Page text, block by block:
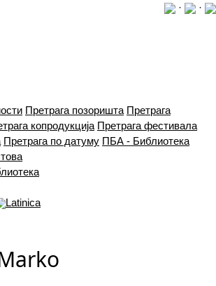
· ·
Претрага позоришта Претрага
копродукција Претрага фестивала
Претрага по датуму ПБА - Библиотека
Latinica